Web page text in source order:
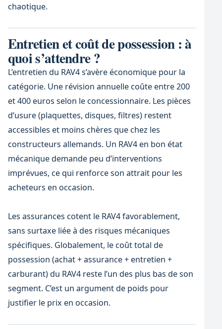
chaotique.
Entretien et coût de possession : à
quoi s’attendre ?
L’entretien du RAV4 s’avère économique pour la
catégorie. Une révision annuelle coûte entre 200
et 400 euros selon le concessionnaire. Les pièces
d’usure (plaquettes, disques, filtres) restent
accessibles et moins chères que chez les
constructeurs allemands. Un RAV4 en bon état
mécanique demande peu d’interventions
imprévues, ce qui renforce son attrait pour les
acheteurs en occasion.
Les assurances cotent le RAV4 favorablement,
sans surtaxe liée à des risques mécaniques
spécifiques. Globalement, le coût total de
possession (achat + assurance + entretien +
carburant) du RAV4 reste l’un des plus bas de son
segment. C’est un argument de poids pour
justifier le prix en occasion.